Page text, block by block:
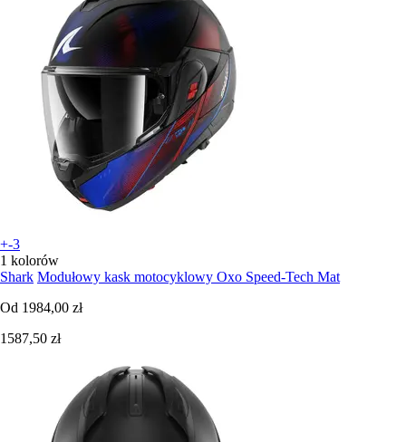
+-3
1 kolorów
Shark Modułowy kask motocyklowy Oxo Speed-Tech Mat
Od 1984,00 zł
1587,50 zł